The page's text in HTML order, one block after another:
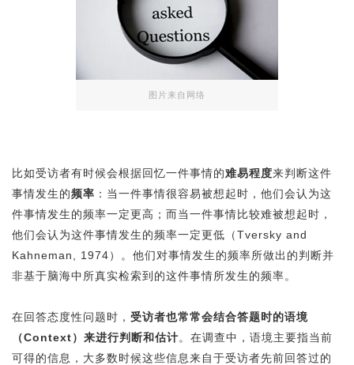
图片来自网络
比如受访者有时候会根据回忆一件事情的难易程度来判断这件
事情发生的频率 ：当一件事情很容易被想起时，他们会认为这
件事情发生的频率一定更高；而当一件事情比较难被想起时，
他们会认为这件事情发生的频率一定更低（Tversky and
Kahneman, 1974）。他们对事情发生的频率所做出的判断并
非基于脑海中所真实检索到的这件事情所发生的频率。
在回答态度性问题时， 受访者也常常会结合答题时的语境
（Context）来进行判断和估计。在调查中，语境主要指当前
可得的信息，大多数时候这些信息来自于受访者先前回答过的